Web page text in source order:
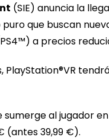
(SIE) anuncia la
que buscan
a precios
sumerge al jugador
(antes 39,99 €).